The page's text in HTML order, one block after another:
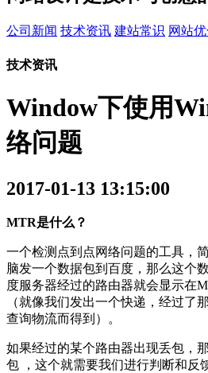
公司新闻 技术资讯 建站常识 网站
技术资讯
Window下使用
络问题
2017-01-13 13:15:00
MTR是什么？
一个检测点到点网络问题的工具，
脑发一个数据包到百度，那么这个
度服务器经过的路由器就会显示在
（就像我们发出一个快递，经过了
查询物流而得到）。
如果经过的某个路由器出现丢包，
包 ，这个就需要我们进行判断和反